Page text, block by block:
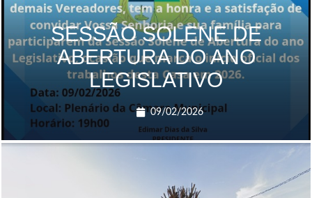
SESSÃO SOLENE DE
ABERTURA DO ANO
LEGISLATIVO
09/02/2026